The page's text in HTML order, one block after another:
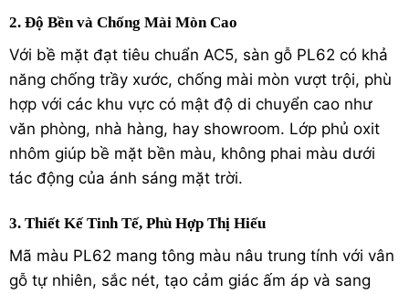
2. Độ Bền và Chống Mài Mòn Cao
Với bề mặt đạt tiêu chuẩn AC5, sàn gỗ PL62 có khả
năng chống trầy xước, chống mài mòn vượt trội, phù
hợp với các khu vực có mật độ di chuyển cao như
văn phòng, nhà hàng, hay showroom. Lớp phủ oxit
nhôm giúp bề mặt bền màu, không phai màu dưới
tác động của ánh sáng mặt trời.
3. Thiết Kế Tinh Tế, Phù Hợp Thị Hiếu
Mã màu PL62 mang tông màu nâu trung tính với vân
gỗ tự nhiên, sắc nét, tạo cảm giác ấm áp và sang